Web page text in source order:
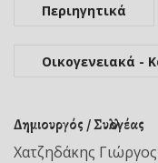
Περιηγητικά
Οικογενειακά -
Δημιουργός / Συλλογέας
Χατζηδάκης Γιώργος